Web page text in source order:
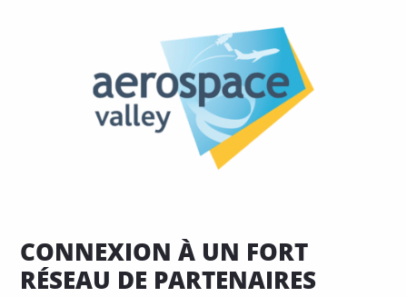
CONNEXION À UN FORT
RÉSEAU DE PARTENAIRES